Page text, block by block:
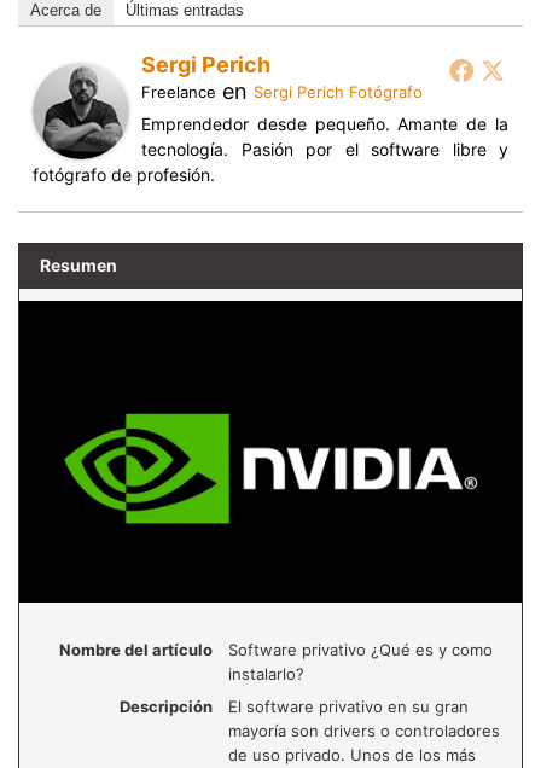
Acerca de Últimas entradas
Sergi Perich
Freelance en Sergi Perich Fotógrafo
Emprendedor desde pequeño. Amante de la
tecnología. Pasión por el software libre y
fotógrafo de profesión.
Resumen
Nombre del artículo
Software privativo ¿Qué es y como
instalarlo?
Descripción
El software privativo en su gran
mayoría son drivers o controladores
de uso privado. Unos de los más